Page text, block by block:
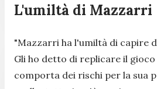
L'umiltà di Mazzarri
"Mazzarri ha l'umiltà di capire
Gli ho detto di replicare il
comporta dei rischi per la sua